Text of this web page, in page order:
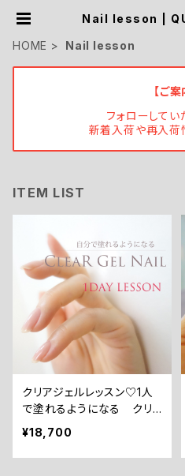
Nail lesson |
HOME
Nail lesson
【ご案
フォローして
新着入荷や再入荷
ITEM LIST
クリアジェルレッスン♡1人
で塗れるようになる クリ
アジェルネイルレッスン
¥18,700